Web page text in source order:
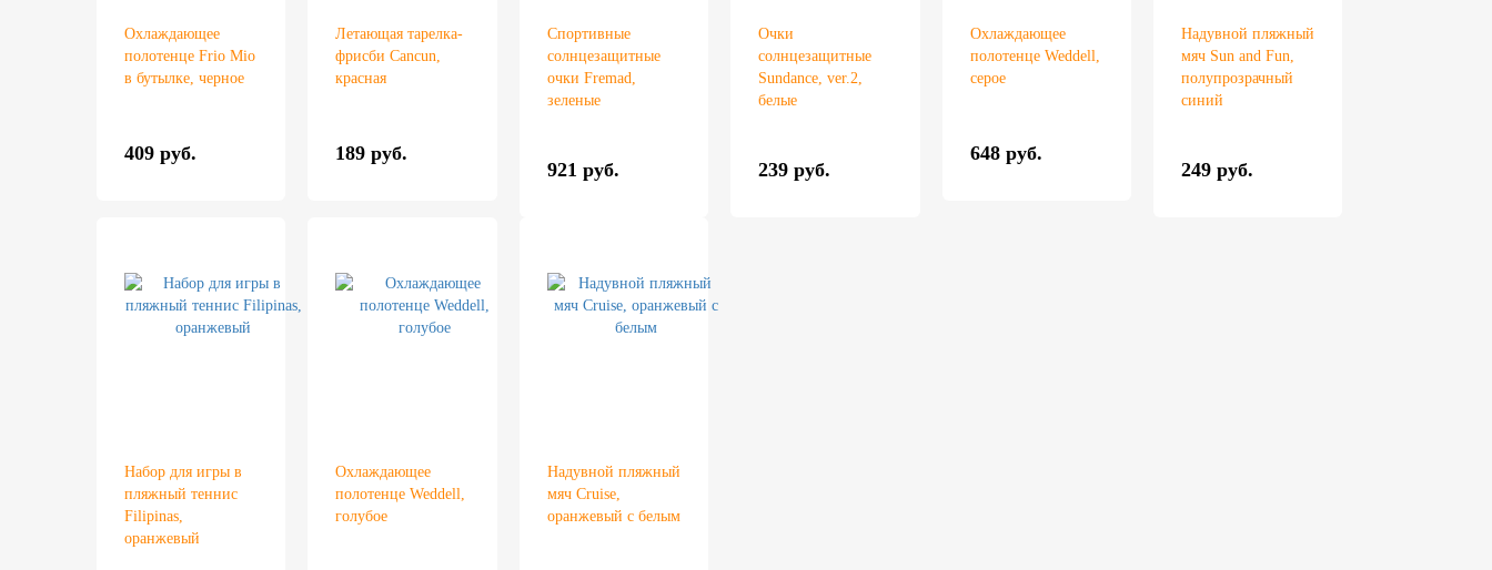
Охлаждающее
полотенце Frio Mio
в бутылке, черное
409 руб.
Летающая тарелка-
фрисби Cancun,
красная
189 руб.
Спортивные
солнцезащитные
очки Fremad,
зеленые
921 руб.
Очки
солнцезащитные
Sundance, ver.2,
белые
239 руб.
Охлаждающее
полотенце Weddell,
серое
648 руб.
Надувной пляжный
мяч Sun and Fun,
полупрозрачный
синий
249 руб.
Набор для игры в
пляжный теннис
Filipinas,
оранжевый
Охлаждающее
полотенце Weddell,
голубое
Надувной пляжный
мяч Cruise,
оранжевый с белым